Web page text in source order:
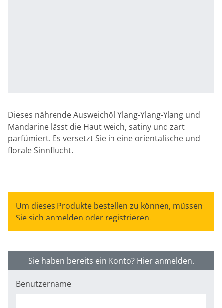
Dieses nährende Ausweichöl Ylang-Ylang-Ylang und
Mandarine lässt die Haut weich, satiny und zart
parfümiert. Es versetzt Sie in eine orientalische und
florale Sinnflucht.
Um dieses Produkte bestellen zu können, müssen
Sie sich anmelden oder registrieren.
Sie haben bereits ein Konto? Hier anmelden.
Benutzername